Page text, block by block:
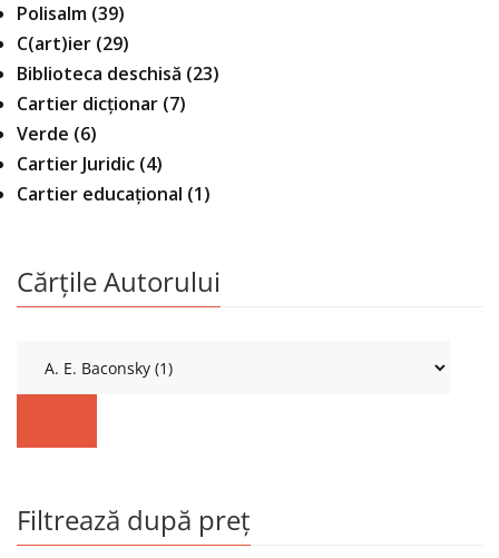
Polisalm (39)
C(art)ier (29)
Biblioteca deschisă (23)
Cartier dicționar (7)
Verde (6)
Cartier Juridic (4)
Cartier educațional (1)
Cărțile Autorului
Filtrează după preț